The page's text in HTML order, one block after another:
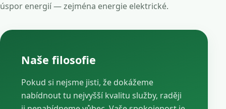
úspor energií — zejména energie elektrické.
Naše filosofie
Pokud si nejsme jisti, že dokážeme
nabídnout tu nejvyšší kvalitu služby, raději